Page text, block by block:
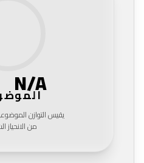
N/A
يقيس التوازن
من